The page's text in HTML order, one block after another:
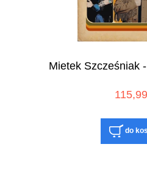
Mietek Szcześniak
do